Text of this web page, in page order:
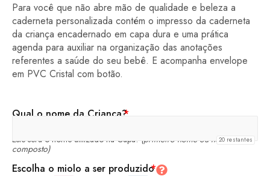
Para você que não abre mão de qualidade e beleza a
caderneta personalizada contém o impresso da caderneta
da criança encadernado em capa dura e uma prática
agenda para auxiliar na organização das anotações
referentes a saúde do seu bebê. E acompanha envelope
em PVC Cristal com botão.
*
Qual o nome da Criança?
Este será o nome utilizado na Capa! (primeiro nome ou nome
composto)
20 restantes
*
Escolha o miolo a ser produzido